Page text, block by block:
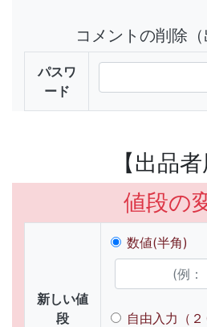
コメントの削除（
パスワ
ード
【出品者
値段の
新しい値
段
数値(半角)
自由入力（２